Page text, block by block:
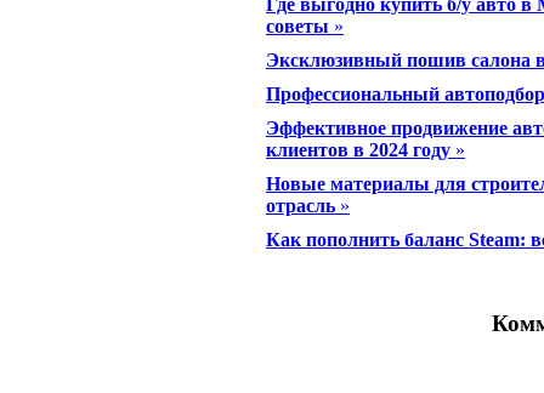
Где выгодно купить б/у авто
советы »
Эксклюзивный пошив салона
Профессиональный
Эффективное продвижение
клиентов в 2024 году »
Новые материалы для
отрасль »
Как пополнить баланс Steam: